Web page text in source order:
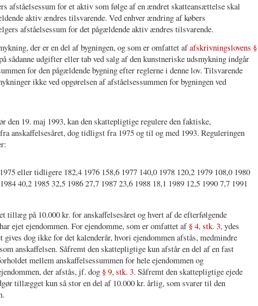
afståelsessum for et aktiv som følge af en ændret skatteansættelse skal
aktiv ændres tilsvarende. Ved enhver ændring af købers
afståelsessum for det pågældende aktiv ændres tilsvarende.
der er en del af bygningen, og som er omfattet afafskrivningslovens §
sådanne udgifter eller tab ved salg af den kunstneriske udsmykning indgår
for den pågældende bygning efter reglerne i denne lov. Tilsvarende
ikke ved opgørelsen af afståelsessummen for bygningen ved
den 19. maj 1993, kan den skattepligtige regulere den faktiske,
anskaffelsesåret, dog tidligst fra 1975 og til og med 1993. Reguleringen
eller tidligere 182,4 1976 158,6 1977 140,0 1978 120,2 1979 108,0 1980
40,2 1985 32,5 1986 27,7 1987 23,6 1988 18,1 1989 12,5 1990 7,7 1991
tillæg på 10.000 kr. for anskaffelsesåret og hvert af de efterfølgende
ejet ejendommen. For ejendomme, som er omfattet af§ 4, stk. 3, ydes
dog ikke for det kalenderår, hvori ejendommen afstås, medmindre
anskaffelsen. Såfremt den skattepligtige kun afstår en del af en fast
mellem anskaffelsessummen for hele ejendommen og
der afstås, jf. dog § 9, stk. 3. Såfremt den skattepligtige ejede
tillægget kun så stor en del af 10.000 kr. årlig, som svarer til den